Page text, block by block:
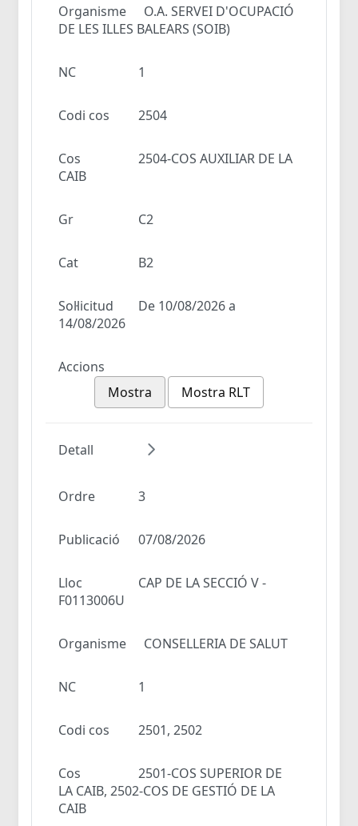
Organisme
O.A. SERVEI D'OCUPACIÓ
DE LES ILLES BALEARS (SOIB)
NC 1
Codi cos 2504
Cos
2504-COS AUXILIAR DE LA
CAIB
Gr C2
Cat B2
Sol·licitud
De 10/08/2026 a
14/08/2026
Accions
Mostra
Mostra RLT
Detall
Ordre 3
Publicació 07/08/2026
Lloc
CAP DE LA SECCIÓ V -
F0113006U
Organisme CONSELLERIA DE SALUT
NC 1
Codi cos 2501, 2502
Cos
2501-COS SUPERIOR DE
LA CAIB, 2502-COS DE GESTIÓ DE LA
CAIB